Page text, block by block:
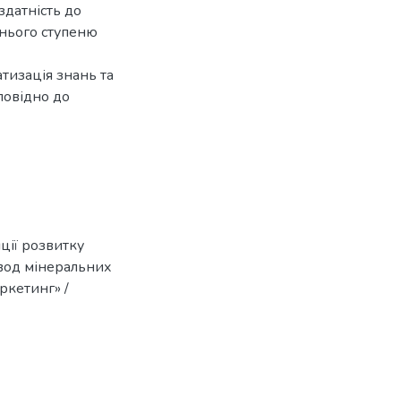
до
ступеню
знань та
до
розвитку
мінеральних
/